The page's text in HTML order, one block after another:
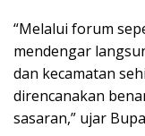
“Melalui forum
mendengar
dan kecamatan
direncanakan
sasaran,” ujar